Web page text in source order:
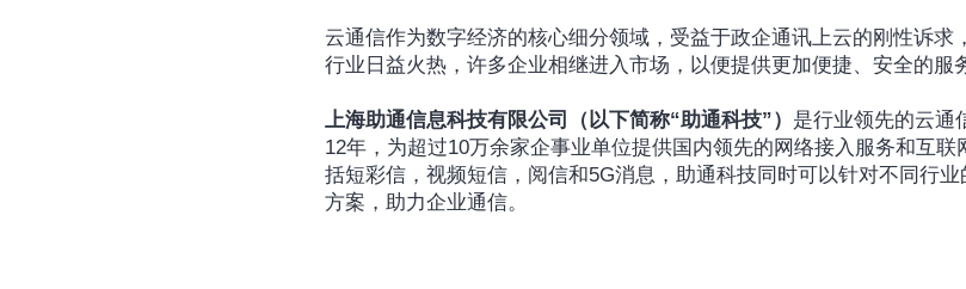
云通信作为数字经济的核心细分领域，受益于政企通讯上云的刚性诉求
行业日益火热，许多企业相继进入市场，以便提供更加便捷、安全的服
上海助通信息科技有限公司（以下简称“助通科技”） 是行业领先的云通
12年，为超过10万余家企事业单位提供国内领先的网络接入服务和互
括短彩信，视频短信，阅信和5G消息，助通科技同时可以针对不同行
方案，助力企业通信。